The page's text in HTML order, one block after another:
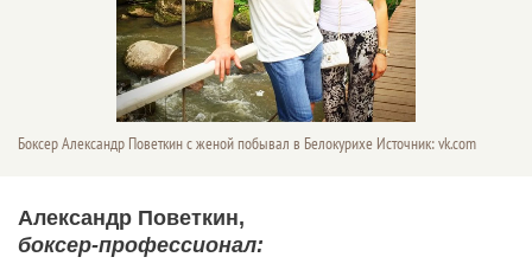
Боксер Александр Поветкин с женой побывал в Белокурихе Источник: vk.com
Александр Поветкин,
боксер-профессионал: